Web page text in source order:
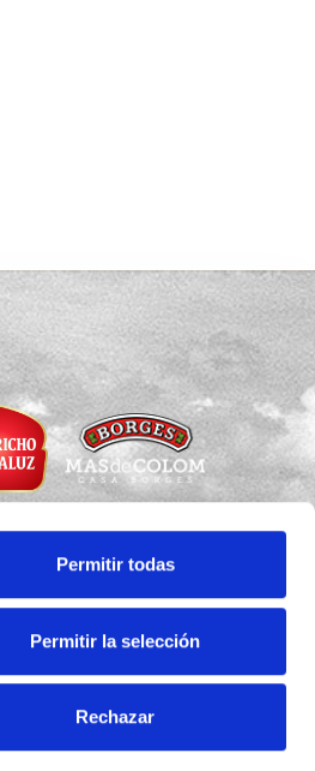
Permitir todas
Permitir la selección
Rechazar
los derechos reservados